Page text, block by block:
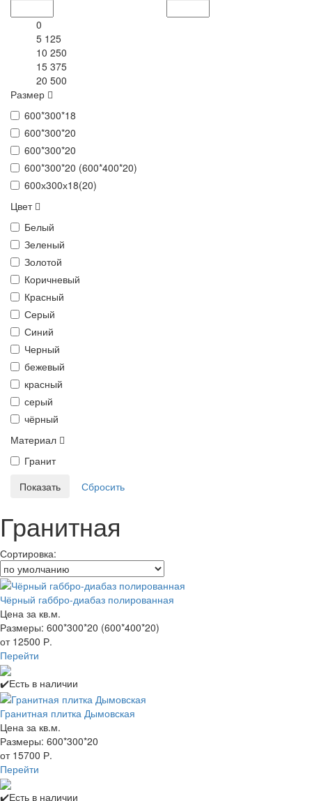
0
5 125
10 250
15 375
20 500
Размер
600*300*18
600*300*20
600*300*20
600*300*20 (600*400*20)
600х300х18(20)
Цвет
Белый
Зеленый
Золотой
Коричневый
Красный
Серый
Синий
Черный
бежевый
красный
серый
чёрный
Материал
Гранит
Гранитная
Сортировка:
Чёрный габбро-диабаз полированная
Цена за кв.м.
Размеры: 600*300*20 (600*400*20)
от 12500 Р.
Перейти
✔️Есть в наличии
Гранитная плитка Дымовская
Цена за кв.м.
Размеры: 600*300*20
от 15700 Р.
Перейти
✔️Есть в наличии